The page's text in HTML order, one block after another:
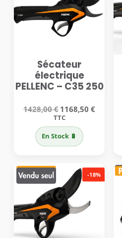
Sécateur
électrique
PELLENC – C35 250
1428,00€ Le
prix
était :
1428,00 €.
1168,50€Le
TTC
En Stock 🔋
-18%